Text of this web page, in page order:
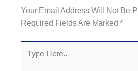
Your Email Address Will Not Be
Required Fields Are Marked *
Here..